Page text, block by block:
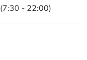
(7:30 - 22:00)